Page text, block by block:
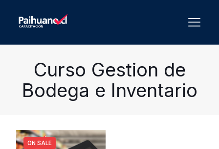
Curso Gestion de
Bodega e Inventario
ON SALE